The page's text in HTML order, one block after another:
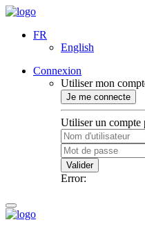
FR
English
Connexion
Utiliser mon
Je me connecte
Utiliser un compte
Valider
Error: